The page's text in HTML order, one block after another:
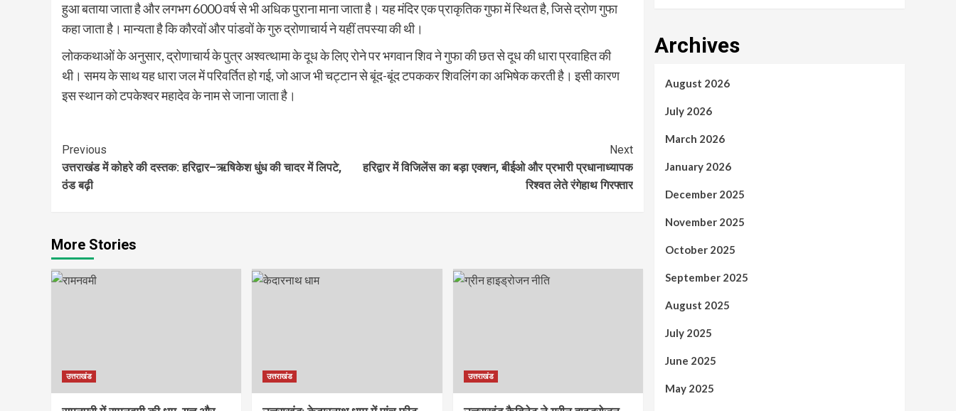
हुआ बताया जाता है और लगभग 6000 वर्ष से भी अधिक पुराना माना जाता है। यह मंदिर एक प्राकृतिक गुफा में स्थित है, जिसे द्रोण गुफा
कहा जाता है। मान्यता है कि कौरवों और पांडवों के गुरु द्रोणाचार्य ने यहीं तपस्या की थी।
लोककथाओं के अनुसार, द्रोणाचार्य के पुत्र अश्वत्थामा के दूध के लिए रोने पर भगवान शिव ने गुफा की छत से दूध की धारा प्रवाहित की
थी। समय के साथ यह धारा जल में परिवर्तित हो गई, जो आज भी चट्टान से बूंद-बूंद टपककर शिवलिंग का अभिषेक करती है। इसी कारण
इस स्थान को टपकेश्वर महादेव के नाम से जाना जाता है।
Continue
Reading
Previous
उत्तराखंड में कोहरे की दस्तक: हरिद्वार–ऋषिकेश धुंध की चादर में लिपटे,
ठंड बढ़ी
Next
हरिद्वार में विजिलेंस का बड़ा एक्शन, बीईओ और प्रभारी प्रधानाध्यापक
रिश्वत लेते रंगेहाथ गिरफ्तार
More Stories
उत्तराखंड उत्तराखंड उत्तराखंड
Archives
August 2026
July 2026
March 2026
January 2026
December 2025
November 2025
October 2025
September 2025
August 2025
July 2025
June 2025
May 2025